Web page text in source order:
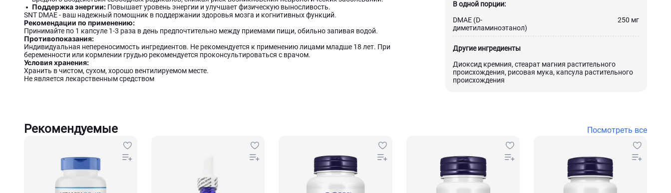
Поддержка энергии: Повышает уровень энергии и улучшает физическую выносливость.
SNT DMAE - ваш надежный помощник в поддержании здоровья мозга и когнитивных функций.
Рекомендации по применению:
Принимайте по 1 капсуле 1-3 раза в день предпочтительно между приемами пищи, обильно запивая водой.
Противопоказания:
Индивидуальная непереносимость ингредиентов. Не рекомендуется к применению лицами младше 18 лет. При
беременности или кормлении грудью рекомендуется проконсультироваться с врачом.
Условия хранения:
Хранить в чистом, сухом, хорошо вентилируемом месте.
Не является лекарственным средством
В одной порции:
DMAE (D-
диметиламиноэтанол)
250 мг
Другие ингредиенты
Диоксид кремния, стеарат магния растительного
происхождения, рисовая мука, капсула растительного
происхождения
Рекомендуемые Посмотреть все